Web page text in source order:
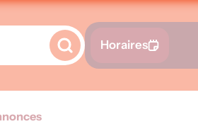
Horaires